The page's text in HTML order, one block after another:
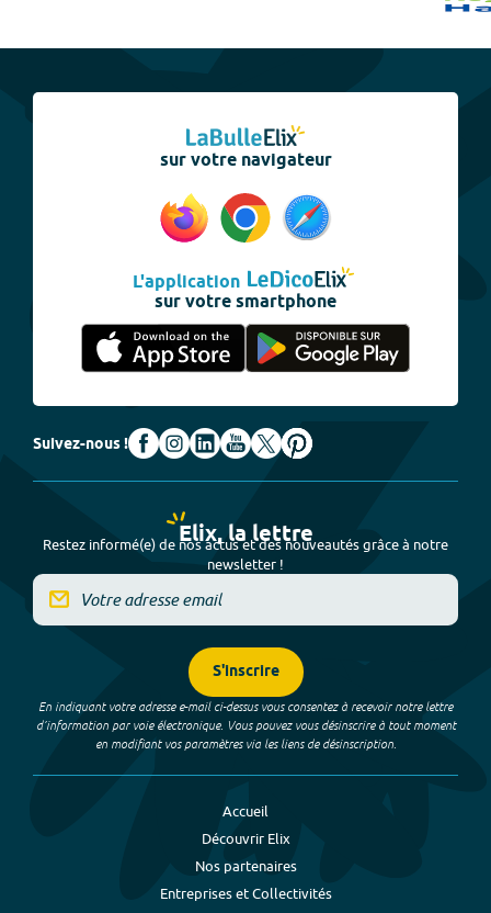
sur votre navigateur
L'application
sur votre smartphone
Suivez-nous !
Elix, la lettre
Restez informé(e) de nos actus et des nouveautés grâce à notre
newsletter !
S'inscrire
En indiquant votre adresse e-mail ci-dessus vous consentez à recevoir notre lettre
d’information par voie électronique. Vous pouvez vous désinscrire à tout moment
en modifiant vos paramètres via les liens de désinscription.
Accueil
Découvrir Elix
Nos partenaires
Entreprises et Collectivités